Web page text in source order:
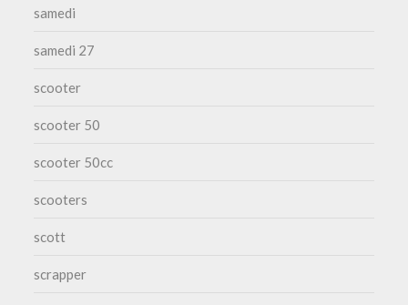
samedi
samedi 27
scooter
scooter 50
scooter 50cc
scooters
scott
scrapper